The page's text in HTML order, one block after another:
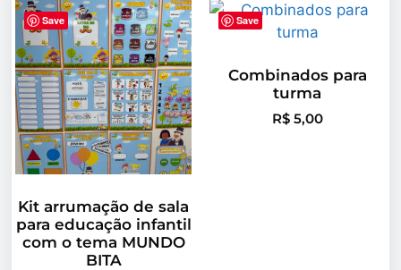
Save
Kit arrumação de sala
para educação infantil
com o tema MUNDO
BITA
Save
Combinados para
turma
R$5,00